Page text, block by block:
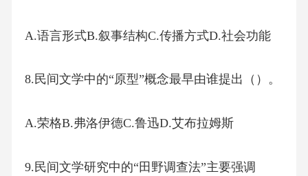
A.语言形式B.叙事结构C.传播方式D.社会功能
8.民间文学中的“原型”概念最早由谁提出（）。
A.荣格B.弗洛伊德C.鲁迅D.艾布拉姆斯
9.民间文学研究中的“田野调查法”主要强调